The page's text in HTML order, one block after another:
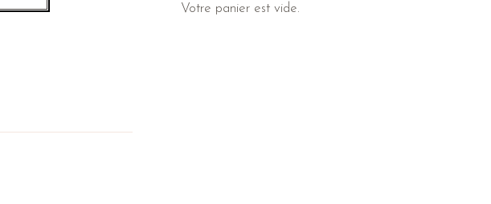
Votre panier est vide.